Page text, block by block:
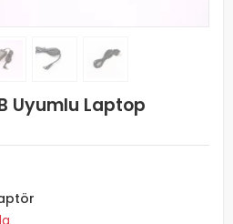
Uyumlu Laptop